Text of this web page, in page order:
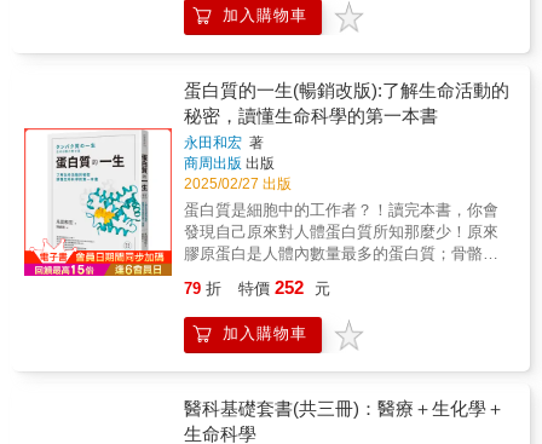
的問題，在這本書中將會徹底為你解釋！ 「這
母沒說、老師不教，卻默默決定你人生走向的
基因祕密！
子。印第安那大學醫學院教授、《科學人》等
媒體的專欄作家比爾．蘇利文將藉由本書帶你
到各地的科學實驗室，探究近年在科學上的新
進展。他以輕鬆的筆調與生活化的比喻帶你從
表觀遺傳學、生物學、腦科學與心理學等面
向，打破我們對自身的迷思，並注入新見解。
為什麼我們都喜歡當沙發馬鈴薯？原來可能不
是因為好吃懶做，而是基因搞的鬼。為什麼有
些老人脾氣特別暴躁？原來可能是因為長年吞
下的抗生素，殺死了腸道細菌而導致。為什麼
原本活潑溫和的人會突然性情大變？原來不是
因為著魔，而是得了一種自體免疫疾病。為什
響？原來恐懼也能代代相傳。為什麼有些人崇
尚自由，有些人比較保守？原來可能不是因為
環境或教育，而是腦部結構不同。……讀完本
運，反過來掌握自身嗎？今日蓬勃發展的醫學
工程或許能為人類討回一點掌控權，但究竟科
情緒反應、健康走向，甚至戀愛偏好。歡迎
疾病與進化，探索基因科技對未來的啟示與挑
戰！• 基因是生命藍圖，決定外貌特質、健康狀
態與生理反應。• 個體基因差異導致疾病風險不
同，影響藥物療效與治療結果。• 基因學研究揭
示人類起源、進化歷程，解答生命本質的奧
秘。• 基因編輯與療法帶來醫學突破，同時引發
倫理與命運思考。本書不講枯燥的專業術語，
也不要求你有生物學的背景，而是用最通俗的
語言，把你帶進基因的世界，讓你明白原來你
從出生那一刻起，就已經隨身攜帶了一整套複
可能影響你的思維方式、情緒反應、健康走
向，甚至戀愛偏好。【本書精彩內容】第一章
不可思議的基因基因是生命的基本單位之一，
的繁衍和進化。第二章 基因與遺傳從科學角度
來看，遺傳是指生物的特徵或資訊，如何透過
加入購物車
蛋白質的一生(暢銷改版):了解生命活動的
秘密，讀懂生命科學的第一本書
永田和宏 著
商周出版 出版
2025/02/27 出版
蛋白質是細胞中的工作者？！讀完本書，你會
發現自己原來對人體蛋白質所知那麼少！原來
膠原蛋白是人體內數量最多的蛋白質；骨骼和
誤，就會導致基因突變；更重要的是，很多疾
病如阿茲海默症或狂牛症，其實與蛋白質病變
有關……想更了解人體與生命科學的奧秘，就
般人首先會聯想到的，應該是雞蛋、豆腐、牛
奶或肉類等食物中所含的營養吧？或許還有讀
79 折 特價 252 元
加入購物車
醫科基礎套書(共三冊)：醫療＋生化學＋
生命科學